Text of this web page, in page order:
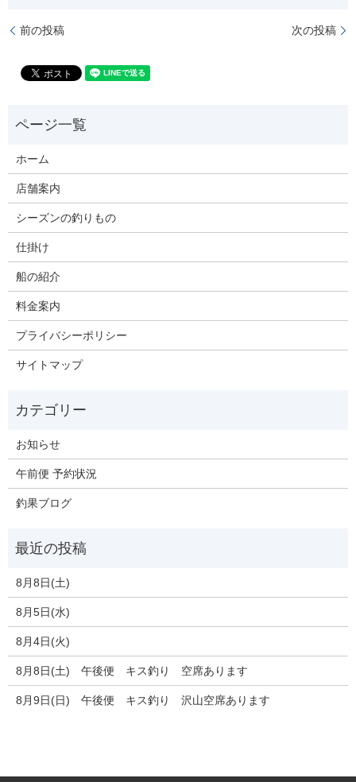
前の投稿 次の投稿
ホーム
店舗案内
シーズンの釣りもの
仕掛け
船の紹介
料金案内
プライバシーポリシー
サイトマップ
お知らせ
午前便 予約状況
釣果ブログ
8月8日(土)
8月5日(水)
8月4日(火)
8月8日(土) 午後便 キス釣り 空席あります
8月9日(日) 午後便 キス釣り 沢山空席あります